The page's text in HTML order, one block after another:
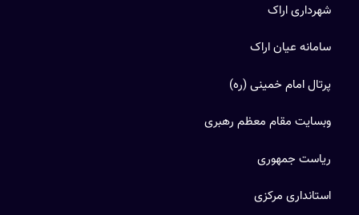
شهرداری اراک
سامانه عیان اراک
پرتال امام خمینی (ره)
وبسایت مقام معظم رهبری
ریاست جمهوری
استانداری مرکزی